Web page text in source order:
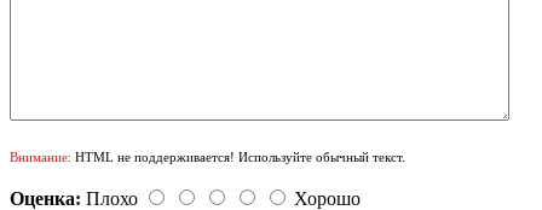
Внимание: HTML не поддерживается! Используйте обычный текст.
Оценка: Плохо
Хорошо